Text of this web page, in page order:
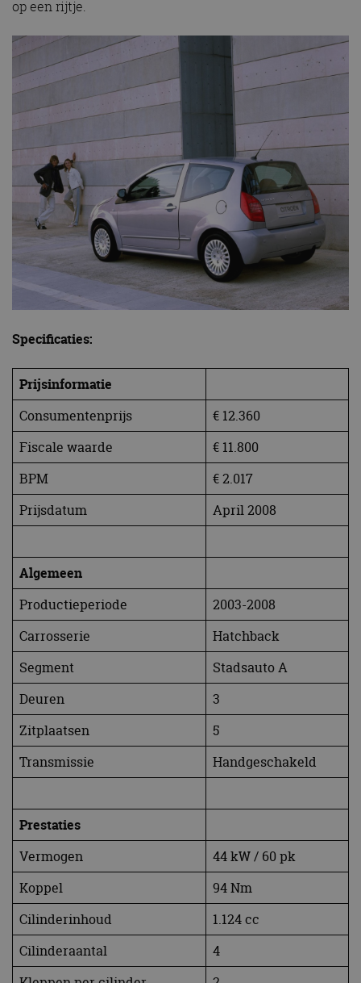
op een rijtje.
Specificaties:
Prijsinformatie
Consumentenprijs
€ 12.360
Fiscale waarde
€ 11.800
BPM
€ 2.017
Prijsdatum
April 2008
Algemeen
Productieperiode
2003-2008
Carrosserie
Hatchback
Segment
Stadsauto A
Deuren
3
Zitplaatsen
5
Transmissie
Handgeschakeld
Prestaties
Vermogen
44 kW / 60 pk
Koppel
94 Nm
Cilinderinhoud
1.124 cc
Cilinderaantal
4